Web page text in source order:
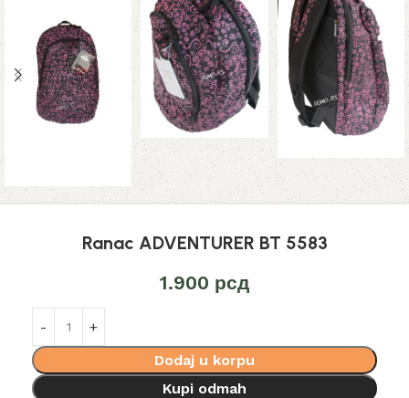
Ranac ADVENTURER BT 5583
1.900 рсд
Dodaj u korpu
Kupi odmah